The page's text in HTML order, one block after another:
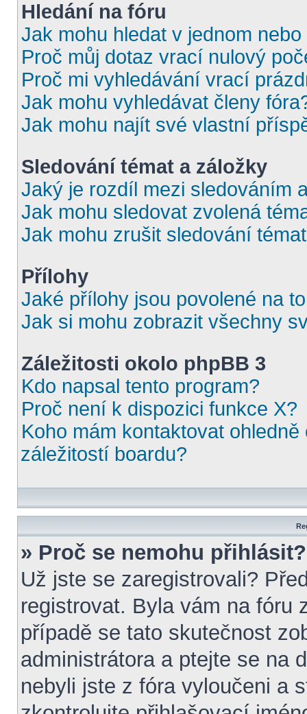
Hledání na fóru
Jak mohu hledat v jednom
Proč můj dotaz vrací nulový
Proč mi vyhledávání vrací
Jak mohu vyhledávat členy
Jak mohu najít své vlastní
Sledování témat a záložky
Jaký je rozdíl mezi sledováním
Jak mohu sledovat zvolená
Jak mohu zrušit sledování
Přílohy
Jaké přílohy jsou povolené na
Jak si mohu zobrazit všechny
Záležitosti okolo phpBB 3
Kdo napsal tento program?
Proč není k dispozici funkce X?
Koho mám kontaktovat
záležitostí boardu?
» Proč se nemohu přihlásit?
Už jste se zaregistrovali?
registrovat. Byla vám na fóru
případě se tato skutečnost
administrátora a ptejte se na
nebyli jste z fóra vyloučeni a